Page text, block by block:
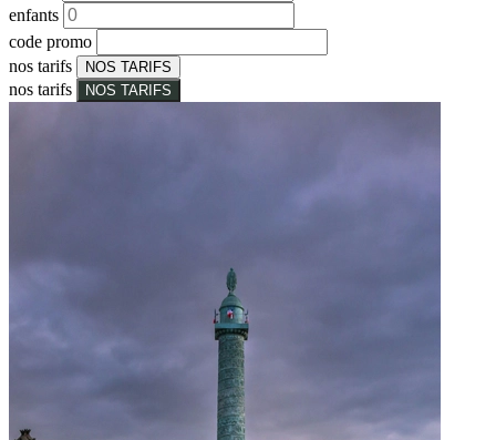
enfants
code promo
nos tarifs
NOS TARIFS
nos tarifs NOS TARIFS